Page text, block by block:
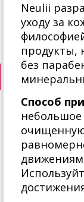
Neulii
уходу за
продукты,
без
Способ
небольшое